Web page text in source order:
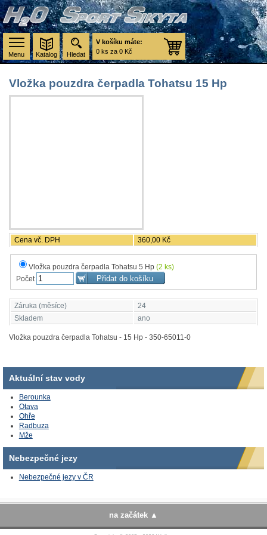
Menu
V košíku máte:
0 ks za 0 Kč
Hledat
Vložka pouzdra čerpadla Tohatsu 15 Hp
Cena vč. DPH 360,00 Kč
Vložka pouzdra čerpadla Tohatsu 5 Hp (2 ks)
Počet
Záruka (měsíce)
24
Skladem
ano
Vložka pouzdra čerpadla Tohatsu - 15 Hp - 350-65011-0
Katalog
Aktuální stav vody
Berounka
Otava
Ohře
Radbuza
Mže
Nebezpečné jezy
Nebezpečné jezy v ČR
na začátek